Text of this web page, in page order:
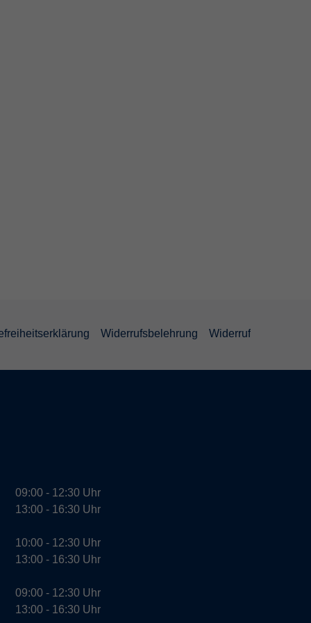
Widerrufsbelehrung Widerruf
09:00 - 12:30 Uhr
13:00 - 16:30 Uhr
10:00 - 12:30 Uhr
13:00 - 16:30 Uhr
09:00 - 12:30 Uhr
13:00 - 16:30 Uhr